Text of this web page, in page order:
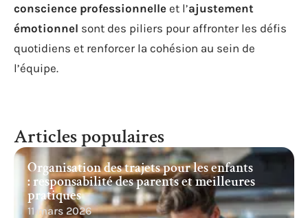
conscience professionnelle et l’ajustement
émotionnel sont des piliers pour affronter les défis
quotidiens et renforcer la cohésion au sein de
l’équipe.
Articles populaires
Organisation des trajets pour les enfants
: responsabilité des parents et meilleures
pratiques
11 mars 2026